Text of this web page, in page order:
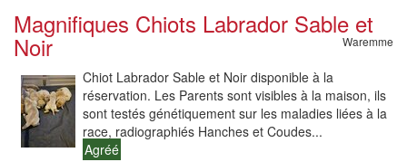
Magnifiques Chiots Labrador Sable et
Noir Waremme
Chiot Labrador Sable et Noir disponible à la
réservation. Les Parents sont visibles à la maison, ils
sont testés génétiquement sur les maladies liées à la
race, radiographiés Hanches et Coudes...
Agréé